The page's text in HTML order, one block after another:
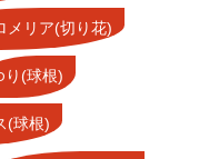
メリア(切り花)
り(球根)
(球根)